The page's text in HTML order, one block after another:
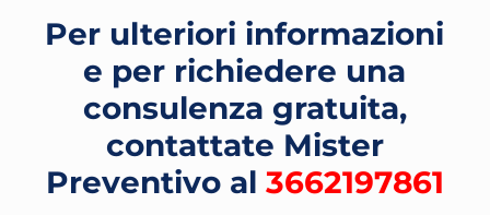
Per ulteriori informazioni
e per richiedere una
consulenza gratuita,
contattate Mister
Preventivo al 3662197861